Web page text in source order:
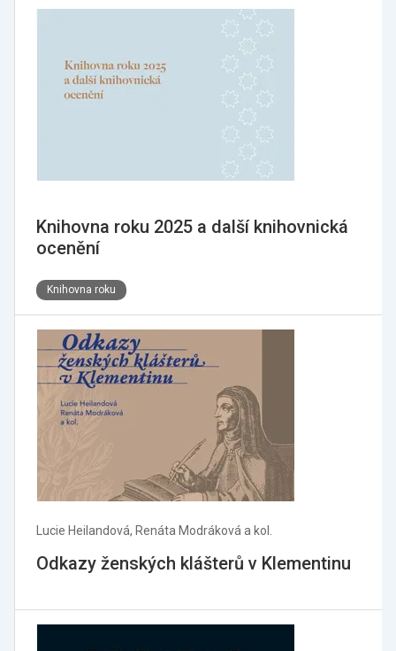
Knihovna roku 2025 a další knihovnická
ocenění
Knihovna roku
Lucie Heilandová, Renáta Modráková a kol.
Odkazy ženských klášterů v Klementinu